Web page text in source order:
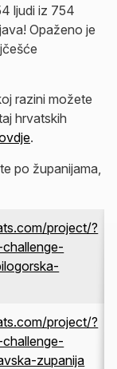
ljudi iz 754
Opaženo je
razini možete
hrvatskih
.
po županijama,
project/?
project/?
zupanija